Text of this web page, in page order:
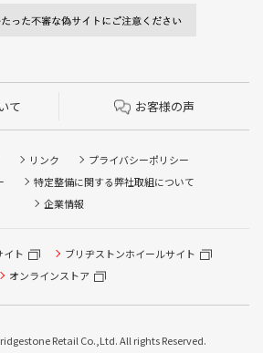
て お客様の声
リンク
プライバシーポリシー
特定整備に関する弊社取組について
企業情報
イト
ブリヂストンホイールサイト
オンラインストア
Retail Co.,Ltd. All rights Reserved.
検/タイヤ履き替え/オイル交換/その他
替え順番待ち予約 ※クローク契約会員の